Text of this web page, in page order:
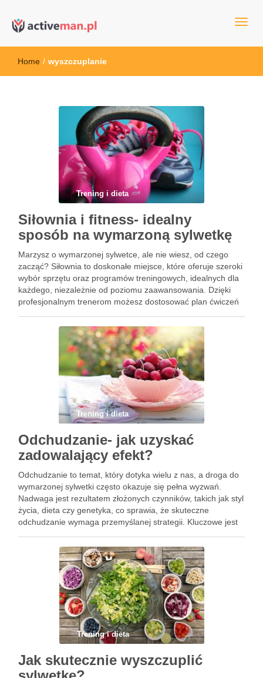
active man – sprzęt sportowy
sportowym
Home / wyszczuplanie
Trening i dieta
Siłownia i fitness- idealny
sposób na wymarzoną sylwetkę
Marzysz o wymarzonej sylwetce, ale nie wiesz, od czego
zacząć? Siłownia to doskonałe miejsce, które oferuje szeroki
wybór sprzętu oraz programów treningowych, idealnych dla
każdego, niezależnie od poziomu zaawansowania. Dzięki
profesjonalnym trenerom możesz dostosować plan ćwiczeń
szanse na osiągnięcie zamierzonych celów. Atmosfera
Trening i dieta
Odchudzanie- jak uzyskać
zadowalający efekt?
Odchudzanie to temat, który dotyka wielu z nas, a droga do
wymarzonej sylwetki często okazuje się pełna wyzwań.
Nadwaga jest rezultatem złożonych czynników, takich jak styl
życia, dieta czy genetyka, co sprawia, że skuteczne
odchudzanie wymaga przemyślanej strategii. Kluczowe jest
regularnej aktywności fizycznej, …
Trening i dieta
Jak skutecznie wyszczuplić